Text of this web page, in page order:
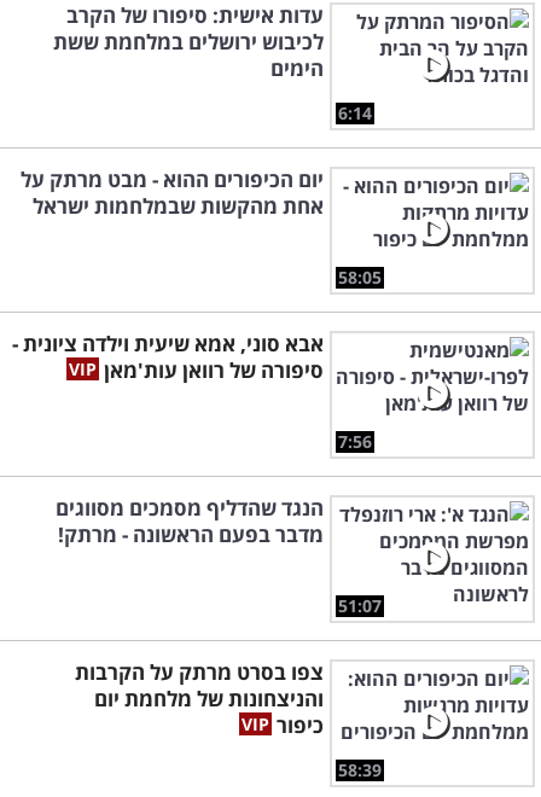
6:14
עדות אישית: סיפורו של הקרב
לכיבוש ירושלים במלחמת ששת
הימים
58:05
יום הכיפורים ההוא - מבט מרתק על
אחת מהקשות שבמלחמות ישראל
7:56
אבא סוני, אמא שיעית וילדה ציונית -
סיפורה של רוואן עות'מאן
51:07
הנגד שהדליף מסמכים מסווגים
מדבר בפעם הראשונה - מרתק!
58:39
צפו בסרט מרתק על הקרבות
והניצחונות של מלחמת יום
כיפור